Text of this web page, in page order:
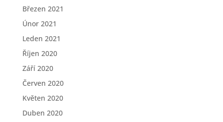
Březen 2021
Únor 2021
Leden 2021
Říjen 2020
Září 2020
Červen 2020
Květen 2020
Duben 2020